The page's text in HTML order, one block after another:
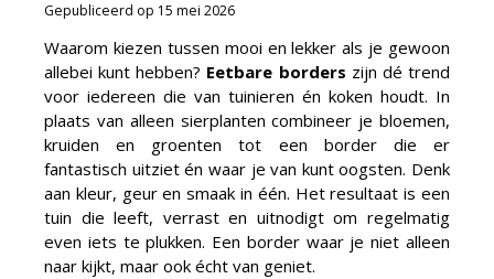
Gepubliceerd op 15 mei 2026
Waarom kiezen tussen mooi en lekker als je gewoon
allebei kunt hebben? Eetbare borders zijn dé trend
voor iedereen die van tuinieren én koken houdt. In
plaats van alleen sierplanten combineer je bloemen,
kruiden en groenten tot een border die er
fantastisch uitziet én waar je van kunt oogsten. Denk
aan kleur, geur en smaak in één. Het resultaat is een
tuin die leeft, verrast en uitnodigt om regelmatig
even iets te plukken. Een border waar je niet alleen
naar kijkt, maar ook écht van geniet.